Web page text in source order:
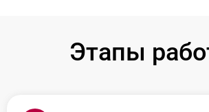
Этапы